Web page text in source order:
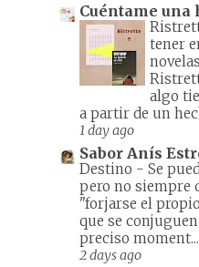
Cuéntame una
tener
algo
a partir de un
1 day ago
Sabor Anís
Destino - Se
pero no siempre
"forjarse el
que se
preciso moment...
2 days ago